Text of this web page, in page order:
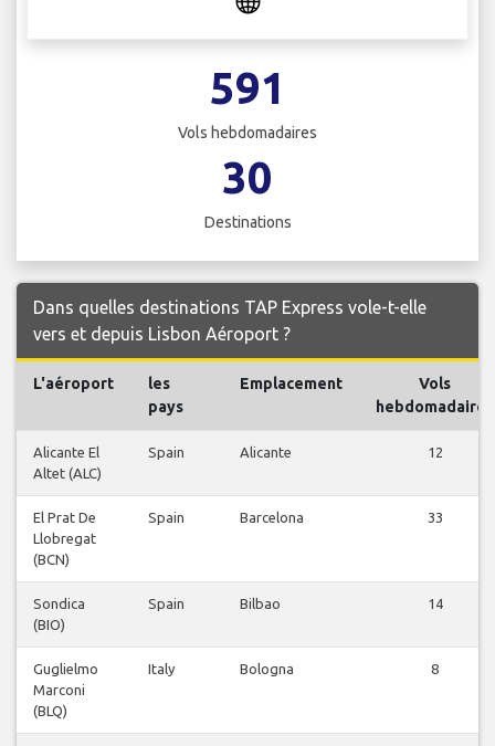
591
Vols hebdomadaires
30
Destinations
Dans quelles destinations TAP Express vole-t-elle
vers et depuis Lisbon Aéroport ?
L'aéroport
les
pays
Emplacement
Vols
hebdomadaires
Alicante El
Altet (ALC)
Spain Alicante 12
El Prat De
Llobregat
(BCN)
Spain Barcelona 33
Sondica
(BIO)
Spain Bilbao 14
Guglielmo
Marconi
(BLQ)
Italy Bologna 8